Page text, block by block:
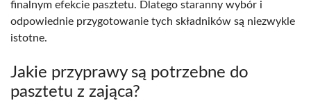
finalnym efekcie pasztetu. Dlatego staranny wybór i
odpowiednie przygotowanie tych składników są niezwykle
istotne.
Jakie przyprawy są potrzebne do
pasztetu z zająca?